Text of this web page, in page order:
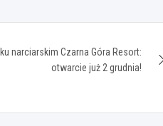
narciarskim Czarna Góra Resort:
otwarcie już 2 grudnia!